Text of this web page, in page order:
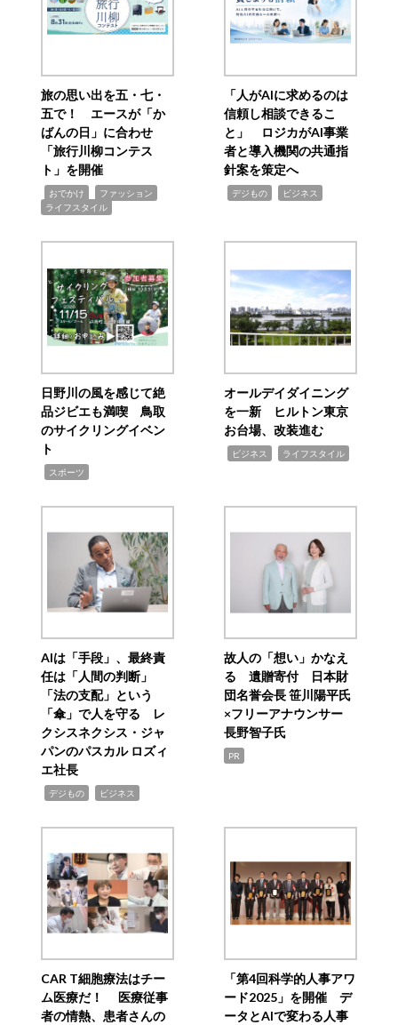
旅の思い出を五・七・
五で！ エースが「か
ばんの日」に合わせ
「旅行川柳コンテス
ト」を開催
おでかけ ファッション
ライフスタイル
「人がAIに求めるのは
信頼し相談できるこ
と」 ロジカがAI事業
者と導入機関の共通指
針案を策定へ
デジもの ビジネス
日野川の風を感じて絶
品ジビエも満喫 鳥取
のサイクリングイベン
ト
スポーツ
オールデイダイニング
を一新 ヒルトン東京
お台場、改装進む
ビジネス ライフスタイル
AIは「手段」、最終責
任は「人間の判断」
「法の支配」という
「傘」で人を守る レ
クシスネクシス・ジャ
パンのパスカル ロズィ
エ社長
デジもの ビジネス
故人の「想い」かなえ
る 遺贈寄付 日本財
団名誉会長 笹川陽平氏
×フリーアナウンサー
長野智子氏
PR
CAR T細胞療法はチー
ム医療だ！ 医療従事
者の情熱、患者さんの
「第4回科学的人事アワ
ード2025」を開催 デ
ータとAIで変わる人事